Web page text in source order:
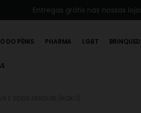
Entregas grátis nas nossas
DO PÉNIS PHARMA LGBT